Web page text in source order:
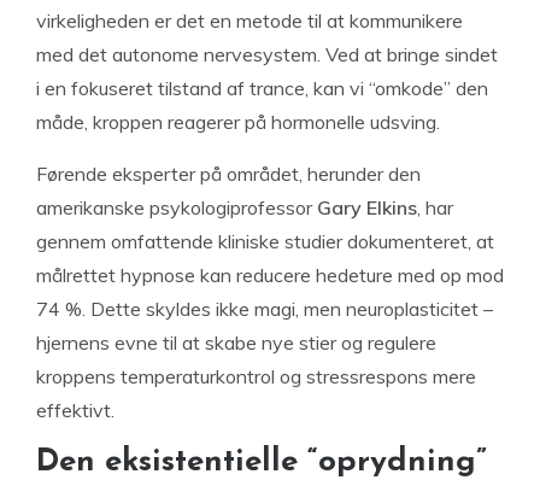
virkeligheden er det en metode til at kommunikere
med det autonome nervesystem. Ved at bringe sindet
i en fokuseret tilstand af trance, kan vi “omkode” den
måde, kroppen reagerer på hormonelle udsving.
Førende eksperter på området, herunder den
amerikanske psykologiprofessor Gary Elkins , har
gennem omfattende kliniske studier dokumenteret, at
målrettet hypnose kan reducere hedeture med op mod
74 %. Dette skyldes ikke magi, men neuroplasticitet –
hjernens evne til at skabe nye stier og regulere
kroppens temperaturkontrol og stressrespons mere
effektivt.
Den eksistentielle “oprydning”